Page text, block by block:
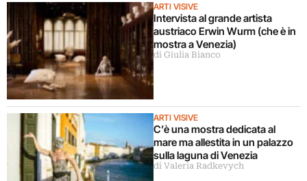
ARTI VISIVE
Intervista al grande artista
austriaco Erwin Wurm (che è in
mostra a Venezia)
di Giulia Bianco
ARTI VISIVE
C’è una mostra dedicata al
mare ma allestita in un palazzo
sulla laguna di Venezia
di Valeria Radkevych